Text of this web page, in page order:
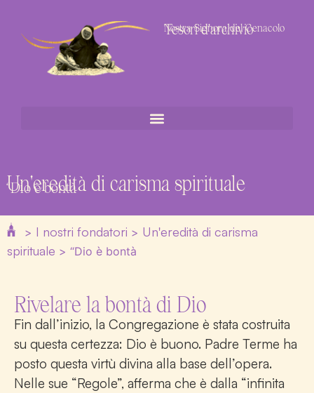
Tesori d'archivio
Nostra Signora del Cenacolo
Un'eredità di carisma spirituale
“Dio è bontà
> I nostri fondatori > Un'eredità di carisma
spirituale > “Dio è bontà
Rivelare la bontà di Dio
Fin dall’inizio, la Congregazione è stata costruita
su questa certezza: Dio è buono. Padre Terme ha
posto questa virtù divina alla base dell’opera.
Nelle sue “Regole”, afferma che è dalla “infinita